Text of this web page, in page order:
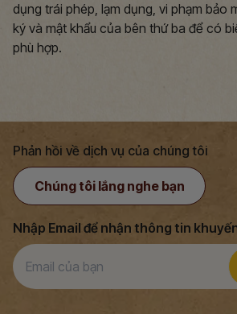
dụng trái phép, lạm dụng, vi phạm bảo
ký và mật khẩu của bên thứ ba để có
phù hợp.
Phản hồi về dịch vụ của chúng tôi
Chúng tôi lắng nghe bạn
Nhập Email để nhận thông tin